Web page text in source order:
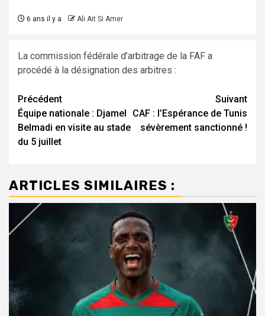
6 ans il y a Ali Ait Si Amer
La commission fédérale d’arbitrage de la FAF a
procédé à la désignation des arbitres :
Navigation
d’article
Précédent
Équipe nationale : Djamel
Belmadi en visite au stade
du 5 juillet
Suivant
CAF : l’Espérance de Tunis
sévèrement sanctionné !
ARTICLES SIMILAIRES :